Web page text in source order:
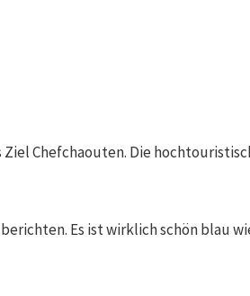
Chefchaouten. Die
Es ist wirklich schön blau